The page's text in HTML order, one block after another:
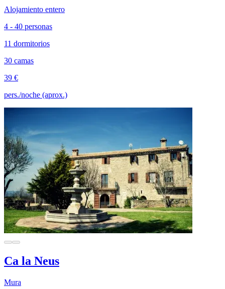
Alojamiento entero
4 - 40 personas
11 dormitorios
30 camas
39 €
pers./noche (aprox.)
Ca la Neus
Mura